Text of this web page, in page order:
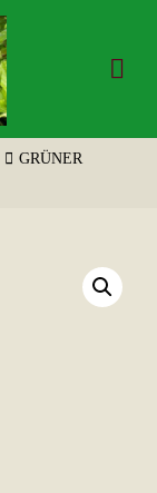
GRÜNER